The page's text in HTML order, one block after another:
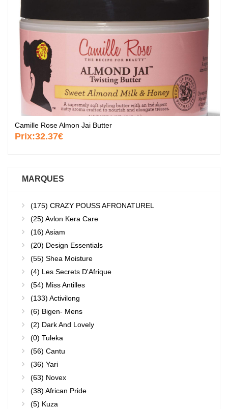
Camille Rose Almon Jai Butter
Prix:32.37€
MARQUES
(175) CRAZY POUSS AFRONATUREL
(25) Avlon Kera Care
(16) Asiam
(20) Design Essentials
(55) Shea Moisture
(4) Les Secrets D'Afrique
(54) Miss Antilles
(133) Activilong
(6) Bigen- Mens
(2) Dark And Lovely
(0) Tuleka
(56) Cantu
(36) Yari
(63) Novex
(38) African Pride
(5) Kuza